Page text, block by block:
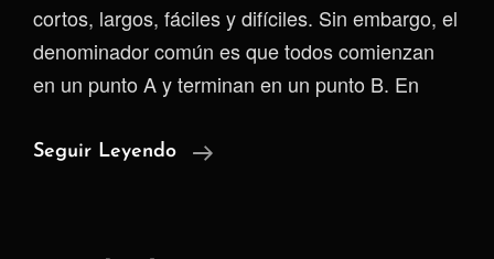
cortos, largos, fáciles y difíciles. Sin embargo, el
denominador común es que todos comienzan
en un punto A y terminan en un punto B. En
Seguir Leyendo
Quizás